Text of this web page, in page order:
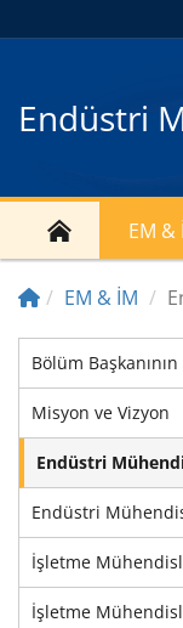
Endüstri
EM &
EM & İM
Bölüm Başkanının
Misyon ve Vizyon
Endüstri
Endüstri
İşletme
İşletme